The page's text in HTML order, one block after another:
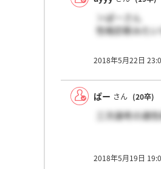
＞ぱーさん
性格診断みたい
2018年5月22日
ぱー さん (20卒)
三次選考の適
2018年5月19日